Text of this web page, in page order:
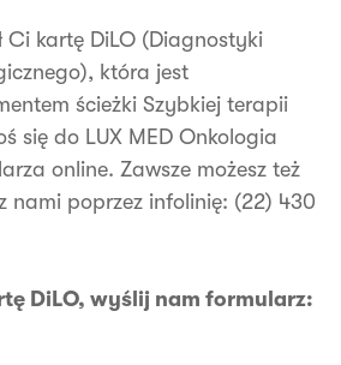
Ci kartę DiLO (Diagnostyki
która jest
ścieżki Szybkiej terapii
się do LUX MED Onkologia
online. Zawsze możesz też
nami poprzez infolinię: (22) 430
DiLO, wyślij nam formularz: